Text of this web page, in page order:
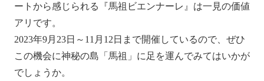
ートから感じられる『馬祖ビエンナーレ』は一見の価値
アリです。
2023年9月23日～11月12日まで開催しているので、ぜひ
この機会に神秘の島「馬祖」に足を運んでみてはいかが
でしょうか。